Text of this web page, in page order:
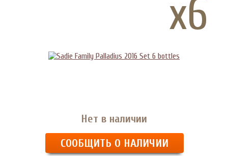
x6
Нет в наличии
СООБЩИТЬ О НАЛИЧИИ